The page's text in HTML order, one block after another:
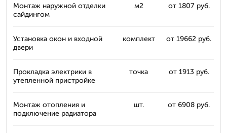
Монтаж наружной отделки
сайдингом
м2 от 1807 руб.
Установка окон и входной
двери
комплект от 19662 руб.
Прокладка электрики в
утепленной пристройке
точка от 1913 руб.
Монтаж отопления и
подключение радиатора
шт. от 6908 руб.